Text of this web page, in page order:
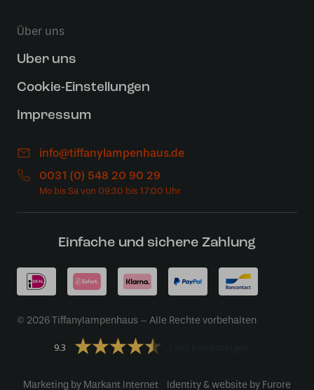
Über uns
Uber uns
Cookie-Einstellungen
Impressum
info@tiffanylampenhaus.de
0031 (0) 548 20 90 29
Einfache und sichere Zahlung
© 2026 Tiffanylampenhaus – Alle Rechte vorbehalten
9.3
Marketing by Markant Internet Identity & website by Furore